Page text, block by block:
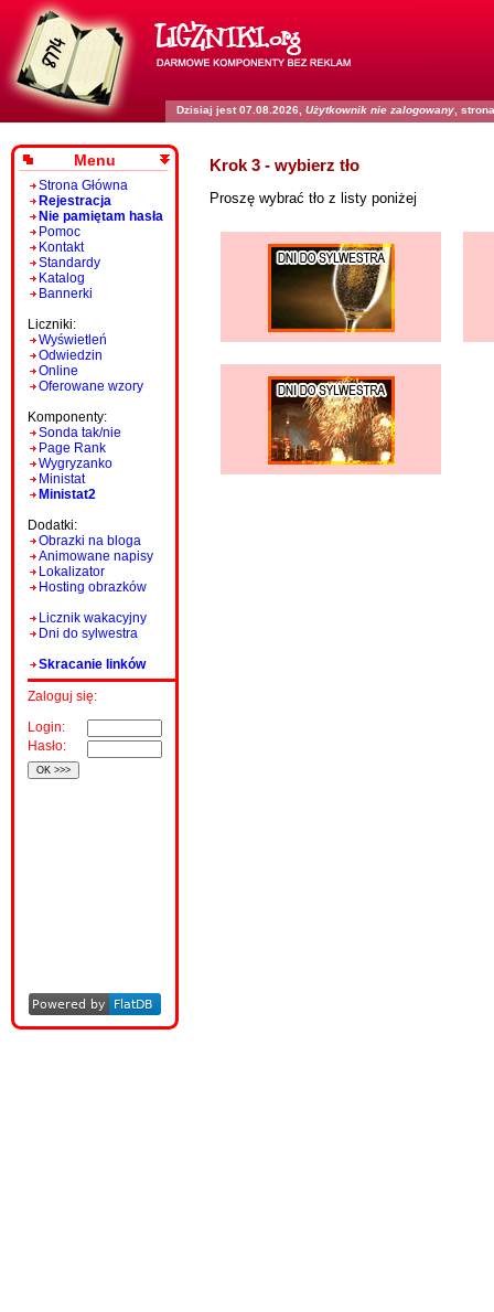
Dzisiaj jest 07.08.2026, Użytkownik nie zalogowany ,
Menu
Strona Główna
Rejestracja
Nie pamiętam hasła
Pomoc
Kontakt
Standardy
Katalog
Bannerki
Liczniki:
Wyświetleń
Odwiedzin
Online
Oferowane wzory
Komponenty:
Sonda tak/nie
Page Rank
Wygryzanko
Ministat
Ministat2
Dodatki:
Obrazki na bloga
Animowane napisy
Lokalizator
Hosting obrazków
Licznik wakacyjny
Dni do sylwestra
Skracanie linków
Zaloguj się:
Login:
Hasło:
Krok 3 - wybierz tło
Proszę wybrać tło z listy poniżej